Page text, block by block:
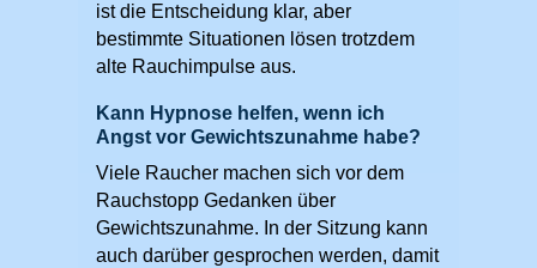
ist die Entscheidung klar, aber
bestimmte Situationen lösen trotzdem
alte Rauchimpulse aus.
Kann Hypnose helfen, wenn ich
Angst vor Gewichtszunahme habe?
Viele Raucher machen sich vor dem
Rauchstopp Gedanken über
Gewichtszunahme. In der Sitzung kann
auch darüber gesprochen werden, damit